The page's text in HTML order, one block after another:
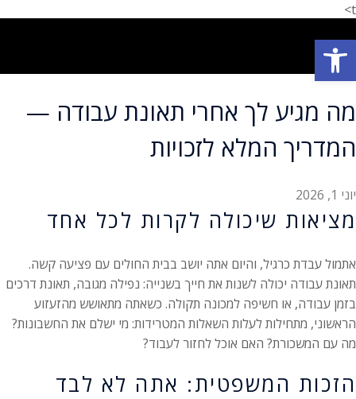
t>
מה מגיע לך אחרי תאונת עבודה —
המדריך המלא לזכויות
יוני 1, 2026
מציאות שיכולה לקרות לכל אחד
אתמול עבדת כרגיל, והיום אתה יושב בבית החולים עם פציעה קשה.
תאונת עבודה יכולה לשנות את חייך בשנייה: נפילה מגובה, תאונת דרכים
בזמן עבודה, או חשיפה למכונה תקולה. כשאתה מתאושש מהזעזוע
הראשוני, מתחילות לעלות השאלות המטרידות: מי ישלם את החשבונות?
מה עם המשכורת? האם אוכל לחזור לעבוד?
הזכות המשפטית: אתה לא לבד
פתח סרגל נגישות